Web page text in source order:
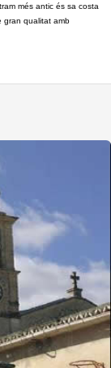
més antic és sa costa
gran qualitat amb